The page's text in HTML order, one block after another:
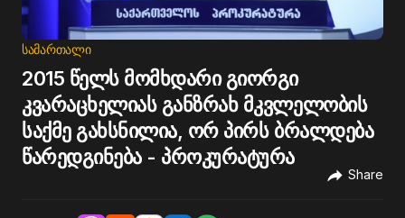
ᲡᲐᲛᲐᲠᲗᲐᲚᲘ
2015 წელს მომხდარი გიორგი
კვარაცხელიას განზრახ მკვლელობის
საქმე გახსნილია, ორ პირს ბრალდება
წარედგინება - პროკურატურა
Share